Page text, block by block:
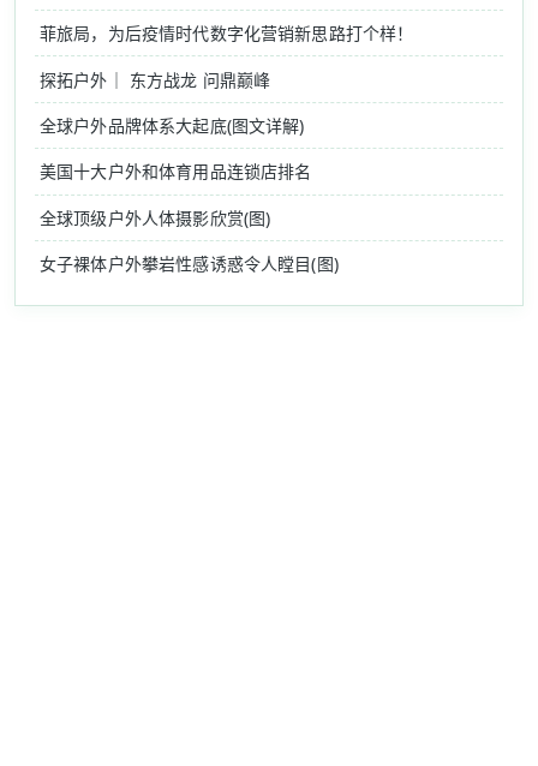
菲旅局，为后疫情时代数字化营销新思路打个样！
探拓户外｜ 东方战龙 问鼎巅峰
全球户外品牌体系大起底(图文详解)
美国十大户外和体育用品连锁店排名
全球顶级户外人体摄影欣赏(图)
女子裸体户外攀岩性感诱惑令人瞠目(图)